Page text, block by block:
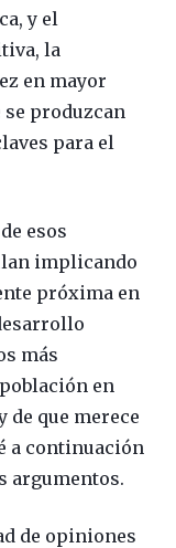
y el
la
en mayor
produzcan
para el
esos
implicando
próxima en
más
en
de que merece
a continuación
argumentos.
de opiniones